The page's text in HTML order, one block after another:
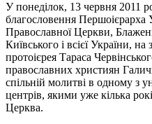
У понеділок, 13 червня 2011
благословення Першоієрарха
Православної Церкви,
Київського і всієї України,
протоієрея Тараса
православних християн
спільній молитві в одному з
центрів, якими уже кілька
Церква.